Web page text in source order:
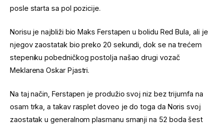
posle starta sa pol pozicije.
Norisu je najbliži bio Maks Ferstapen u bolidu Red Bula, ali je
njegov zaostatak bio preko 20 sekundi, dok se na trećem
stepeniku pobedničkog postolja našao drugi vozač
Meklarena Oskar Pjastri.
Na taj način, Ferstapen je produžio svoj niz bez trijumfa na
osam trka, a takav rasplet doveo je do toga da Noris svoj
zaostatak u generalnom plasmanu smanji na 52 boda šest